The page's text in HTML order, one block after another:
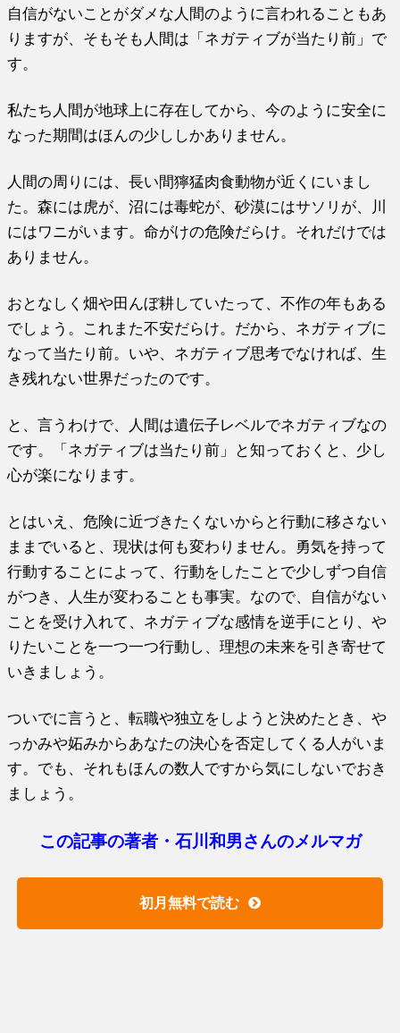
自信がないことがダメな人間のように言われることもあ
りますが、そもそも人間は「ネガティブが当たり前」で
す。
私たち人間が地球上に存在してから、今のように安全に
なった期間はほんの少ししかありません。
人間の周りには、長い間獰猛肉食動物が近くにいまし
た。森には虎が、沼には毒蛇が、砂漠にはサソリが、川
にはワニがいます。命がけの危険だらけ。それだけでは
ありません。
おとなしく畑や田んぼ耕していたって、不作の年もある
でしょう。これまた不安だらけ。だから、ネガティブに
なって当たり前。いや、ネガティブ思考でなければ、生
き残れない世界だったのです。
と、言うわけで、人間は遺伝子レベルでネガティブなの
です。「ネガティブは当たり前」と知っておくと、少し
心が楽になります。
とはいえ、危険に近づきたくないからと行動に移さない
ままでいると、現状は何も変わりません。勇気を持って
行動することによって、行動をしたことで少しずつ自信
がつき、人生が変わることも事実。なので、自信がない
ことを受け入れて、ネガティブな感情を逆手にとり、や
りたいことを一つ一つ行動し、理想の未来を引き寄せて
いきましょう。
ついでに言うと、転職や独立をしようと決めたとき、や
っかみや妬みからあなたの決心を否定してくる人がいま
す。でも、それもほんの数人ですから気にしないでおき
ましょう。
この記事の著者・石川和男さんのメルマガ
初月無料で読む